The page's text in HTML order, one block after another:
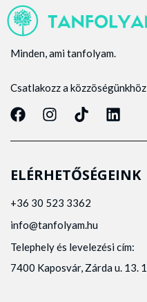
Minden, ami tanfolyam.
Csatlakozz a
ELÉRHETŐSÉGEINK
+36 30 523 3362
info@tanfolyam.hu
Telephely és levelezési cím:
7400 Kaposvár, Zárda u. 13.